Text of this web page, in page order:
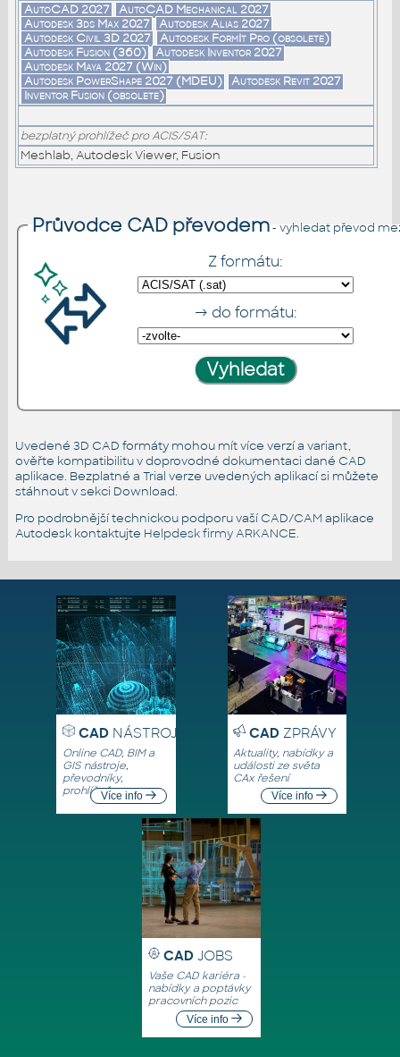
AutoCAD 2027 AutoCAD Mechanical 2027
Autodesk 3ds Max 2027 Autodesk Alias 2027
Autodesk Civil 3D 2027 Autodesk FormIt Pro (obsolete)
Autodesk Fusion (360) Autodesk Inventor 2027
Autodesk Maya 2027 (Win)
Autodesk PowerShape 2027 (MDEU) Autodesk Revit 2027
Inventor Fusion (obsolete)
bezplatný prohlížeč pro ACIS/SAT:
Meshlab, Autodesk Viewer, Fusion
Průvodce CAD převodem- vyhledat převod
Z formátu:
→ do formátu:
Uvedené 3D CAD formáty mohou mít více verzí a variant,
ověřte kompatibilitu v doprovodné dokumentaci dané CAD
aplikace. Bezplatné a Trial verze uvedených aplikací si můžete
stáhnout v sekci Download.
Pro podrobnější technickou podporu vaší CAD/CAM aplikace
Autodesk kontaktujte Helpdesk firmy ARKANCE.
CADNÁSTROJE
Online CAD, BIM a
GIS nástroje,
převodníky,
prohlížečeVíce info
CADZPRÁVY
Aktuality, nabídky a
události ze světa
CAx řešení
Více info
CAD JOBS
Vaše CAD kariéra -
nabídky a poptávky
pracovních pozic
Více info